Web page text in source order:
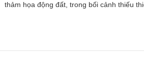
thảm họa động đất, trong bối cảnh thiếu